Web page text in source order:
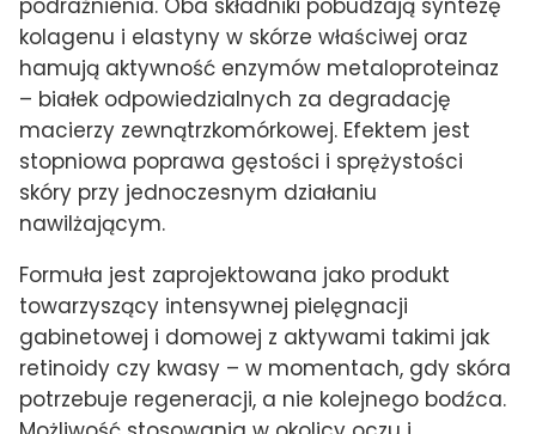
podrażnienia. Oba składniki pobudzają syntezę
kolagenu i elastyny w skórze właściwej oraz
hamują aktywność enzymów metaloproteinaz
– białek odpowiedzialnych za degradację
macierzy zewnątrzkomórkowej. Efektem jest
stopniowa poprawa gęstości i sprężystości
skóry przy jednoczesnym działaniu
nawilżającym.
Formuła jest zaprojektowana jako produkt
towarzyszący intensywnej pielęgnacji
gabinetowej i domowej z aktywami takimi jak
retinoidy czy kwasy – w momentach, gdy skóra
potrzebuje regeneracji, a nie kolejnego bodźca.